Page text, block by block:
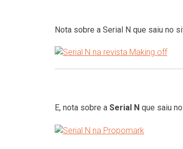
Nota sobre a Serial N que saiu no
E, nota sobre a Serial N que saiu no